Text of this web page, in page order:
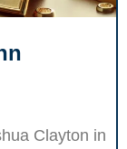
Clayton in